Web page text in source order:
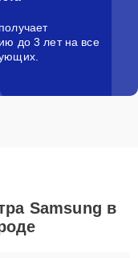
до 3 лет на все
Samsung в